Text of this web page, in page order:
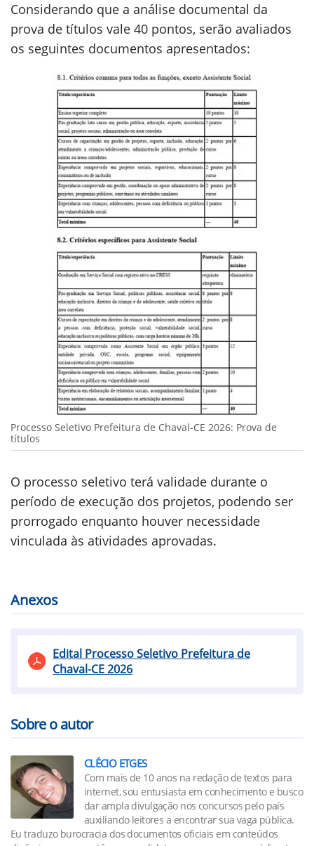
Considerando que a análise documental da
prova de títulos vale 40 pontos, serão avaliados
os seguintes documentos apresentados:
Processo Seletivo Prefeitura de Chaval-CE 2026: Prova de
títulos
O processo seletivo terá validade durante o
período de execução dos projetos, podendo ser
prorrogado enquanto houver necessidade
vinculada às atividades aprovadas.
Anexos
Edital Processo Seletivo Prefeitura de
Chaval-CE 2026
Sobre o autor
CLÉCIO ETGES
Com mais de 10 anos na redação de textos para
internet, sou entusiasta em conhecimento e busco
dar ampla divulgação nos concursos pelo país
auxiliando leitores a encontrar sua vaga pública.
Eu traduzo burocracia dos documentos oficiais em conteúdos